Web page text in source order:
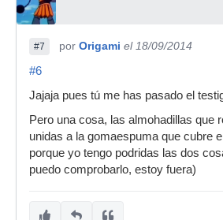
#7 por Origami el 18/09/2014
#6
Jajaja pues tú me has pasado el
Pero una cosa, las almohadillas que
unidas a la gomaespuma que cubre
porque yo tengo podridas las dos
puedo comprobarlo, estoy fuera)